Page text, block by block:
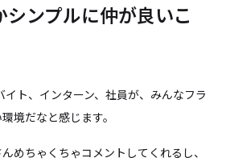
ンプルに仲が良いこ
ト、インターン、社員が、みんなフラ
境だなと感じます。
めちゃくちゃコメントしてくれるし、